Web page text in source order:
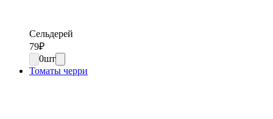
Сельдерей
79₽
0шт
Томаты черри